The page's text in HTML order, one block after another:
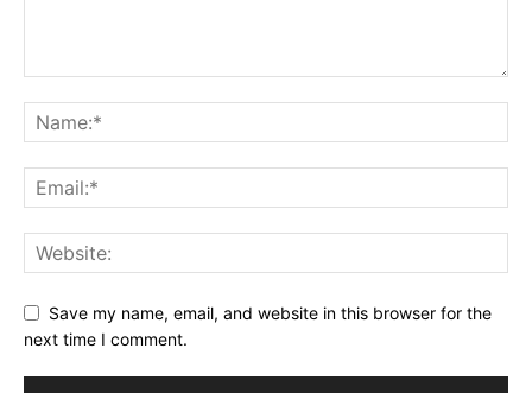
Save my name, email, and website in this browser for the
next time I comment.